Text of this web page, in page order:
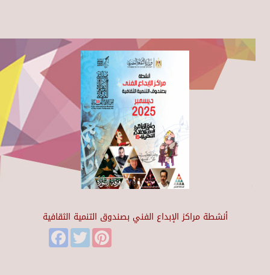
أنشطة مراكز الإبداع الفني بصندوق التنمية الثقافية
FacebookTwitter